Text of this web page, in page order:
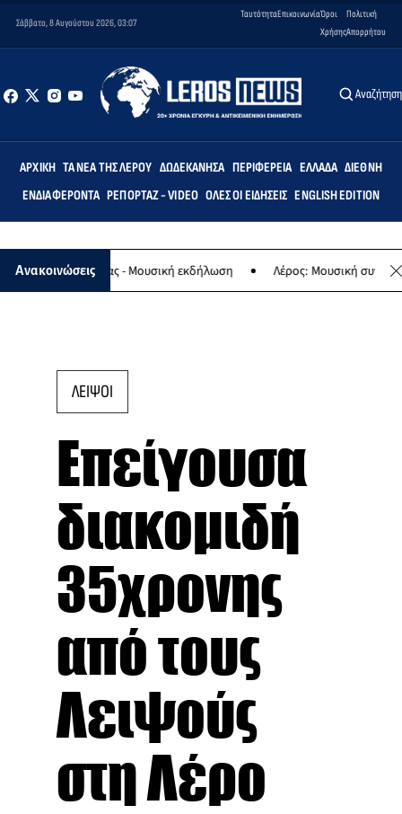
Σάββατο, 8 Αυγούστου 2026, 03:07
ΤαυτότηταΕπικοινωνίαΌροι
Χρήσης
Πολιτική
Απορρήτου
Αναζήτηση
ΑΡΧΙΚΉ ΤΑ ΝΈΑ ΤΗΣ ΛΈΡΟΥ ΔΩΔΕΚΆΝΗΣΑ ΠΕΡΙΦΈΡΕΙΑ ΕΛΛΆΔΑ ΔΙΕΘΝΉ
ΕΝΔΙΑΦΈΡΟΝΤΑ ΡΕΠΟΡΤΆΖ - VIDEO ΌΛΕΣ ΟΙ ΕΙΔΉΣΕΙΣ ENGLISH EDITION
Ανακοινώσεις
της Παναγίας - Μουσική εκδήλωση Λέρος: Μουσική συναυλία
ΛΕΙΨΟΙ
Επείγουσα
διακομιδή
35χρονης
από τους
Λειψούς
στη Λέρο